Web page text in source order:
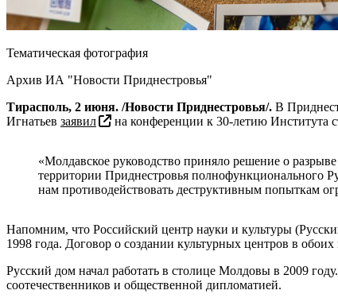
Тематическая фотография
Архив ИА "Новости Приднестровья"
Тирасполь, 2 июня. /Новости Приднестровья/. В
Игнатьев заявил на конференции к 30-летию Института
«Молдавское руководство приняло решение о
территории Приднестровья полнофункционального
нам противодействовать деструктивным попыткам
Напомним, что Российский центр науки и культуры
1998 года. Договор о создании культурных центров в
Русский дом начал работать в столице Молдовы в 2009
соотечественников и общественной дипломатией.